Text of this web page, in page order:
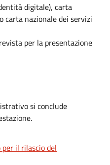
digitale), carta
carta nazionale dei servizi
per la presentazione
si conclude
il rilascio del